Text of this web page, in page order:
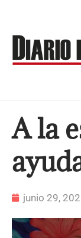
contenido
A la
junio 29,